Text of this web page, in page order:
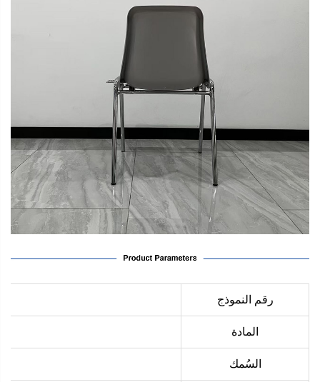
رقم النموذج
المادة
السُمك